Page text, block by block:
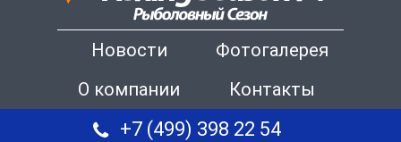
Новости
Фотогалерея
О компании
Контакты
+7 (499) 398 22 54